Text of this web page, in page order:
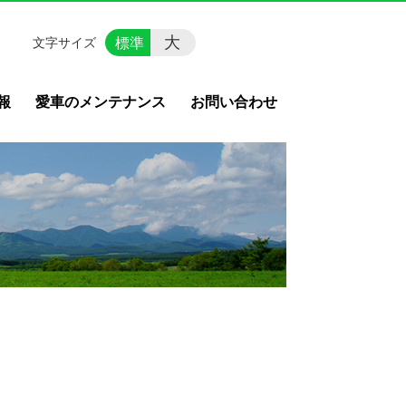
愛車のメンテナンス お問い合わせ
文字サイズ 標準 大